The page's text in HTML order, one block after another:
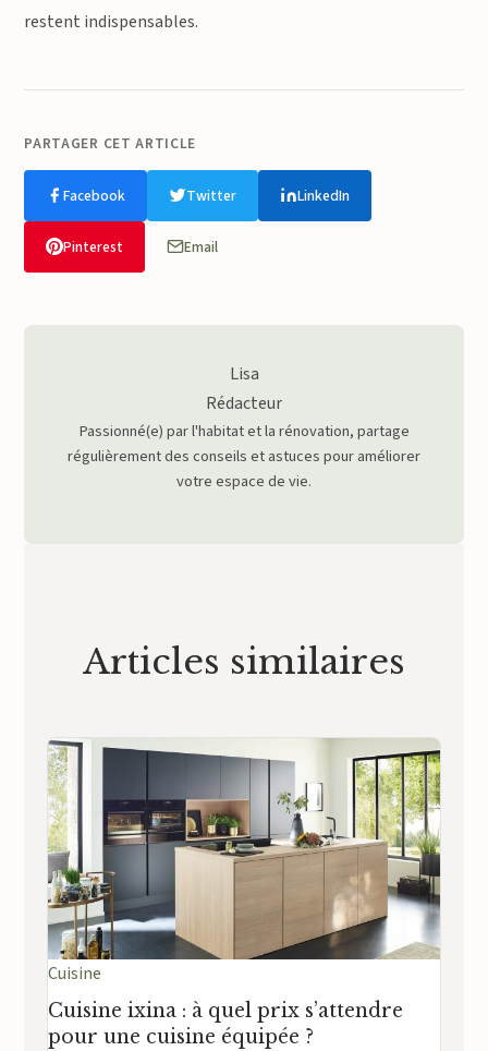
restent indispensables.
PARTAGER CET ARTICLE
Facebook Twitter LinkedIn
Pinterest Email
Lisa
Rédacteur
Passionné(e) par l'habitat et la rénovation, partage
régulièrement des conseils et astuces pour améliorer
votre espace de vie.
Articles similaires
Cuisine
Cuisine ixina : à quel prix s’attendre
pour une cuisine équipée ?